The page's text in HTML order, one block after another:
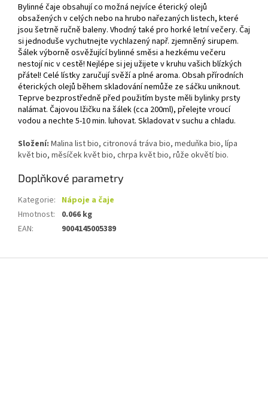
Bylinné čaje obsahují co možná nejvíce éterický olejů
obsažených v celých nebo na hrubo nařezaných listech, které
jsou šetrně ručně baleny. Vhodný také pro horké letní večery. Čaj
si jednoduše vychutnejte vychlazený např. zjemněný sirupem.
Šálek výborně osvěžující bylinné směsi a hezkému večeru
nestojí nic v cestě! Nejlépe si jej užijete v kruhu vašich blízkých
přátel! Celé lístky zaručují svěží a plné aroma. Obsah přírodních
éterických olejů během skladování nemůže ze sáčku uniknout.
Teprve bezprostředně před použitím byste měli bylinky prsty
nalámat. Čajovou lžičku na šálek (cca 200ml), přelejte vroucí
vodou a nechte 5-10 min. luhovat. Skladovat v suchu a chladu.
Složení: Malina list bio, citronová tráva bio, meduňka bio, lípa
květ bio, měsíček květ bio, chrpa květ bio, růže okvětí bio.
Doplňkové parametry
Kategorie: Nápoje a čaje
Hmotnost:
0.066 kg
EAN: 9004145005389